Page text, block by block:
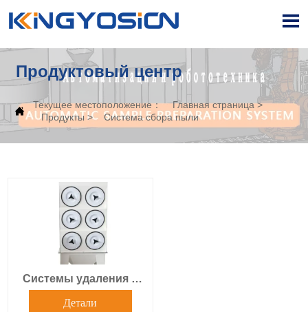

Продуктовый центр

Текущее местоположение： Главная страница>
Продукты > Система сбора пыли
Системы удаления и
сбора пыли.
Детали